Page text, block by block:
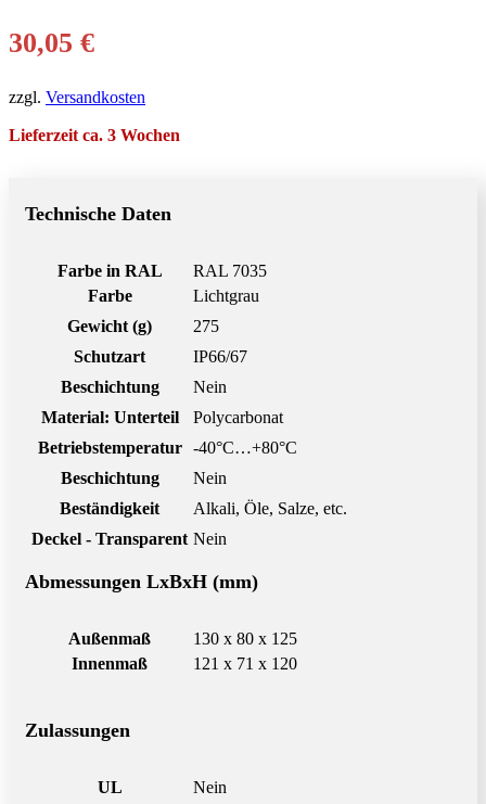
30,05 €
zzgl. Versandkosten
Lieferzeit ca. 3 Wochen
Technische Daten
Farbe in RAL
RAL 7035
Farbe
Lichtgrau
Gewicht (g)
275
Schutzart
IP66/67
Beschichtung
Nein
Material: Unterteil
Polycarbonat
Betriebstemperatur
-40°C…+80°C
Beschichtung
Nein
Beständigkeit
Alkali, Öle, Salze, etc.
Deckel - Transparent Nein
Abmessungen LxBxH (mm)
Außenmaß
130 x 80 x 125
Innenmaß
121 x 71 x 120
Zulassungen
UL
Nein